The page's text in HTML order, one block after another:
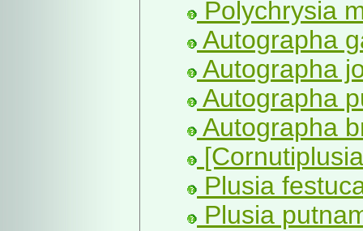
Polychrysia
Autographa
Autographa
Autographa
Autographa
Plusia
Plusia